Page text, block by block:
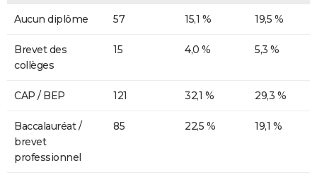
Aucun diplôme 57 15,1 % 19,5 %
Brevet des
collèges
15 4,0 % 5,3 %
CAP / BEP 121 32,1 % 29,3 %
Baccalauréat /
brevet
professionnel
85 22,5 % 19,1 %